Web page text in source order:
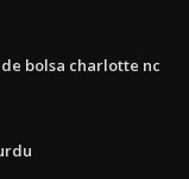
bolsa charlotte nc